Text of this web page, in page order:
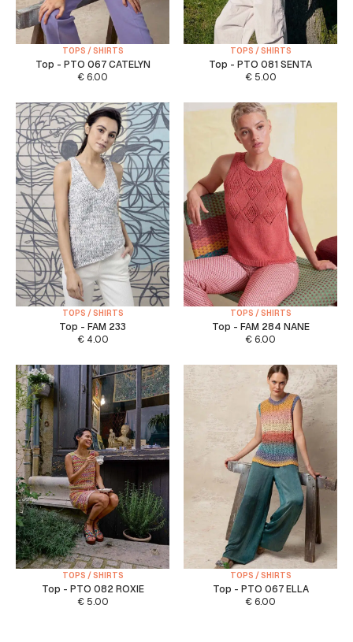
TOPS / SHIRTS
Top - PTO 067 CATELYN
€ 6.00
TOPS / SHIRTS
Top - PTO 081 SENTA
€5.00
TOPS / SHIRTS
Top - FAM 233
€4.00
TOPS / SHIRTS
Top - FAM 284 NANE
€ 6.00
TOPS / SHIRTS
Top - PTO 082 ROXIE
€5.00
TOPS / SHIRTS
Top - PTO 067 ELLA
€ 6.00